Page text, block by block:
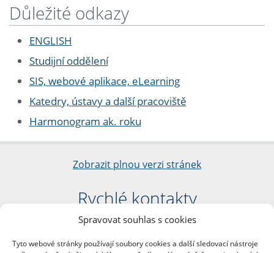
Spravovat souhlas s cookies
Tyto webové stránky používají soubory cookies a další sledovací nástroje
Důležité odkazy
ENGLISH
Studijní oddělení
SIS, webové aplikace, eLearning
Katedry, ústavy a další pracoviště
Harmonogram ak. roku
Zobrazit plnou verzi stránek
Rychlé kontakty
Filozofická fakulta
nám. Jana Palacha 1/2